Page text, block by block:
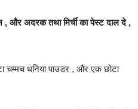
और अदरक तथा मिर्ची का पेस्ट दाल दे ,
चम्मच धनिया पाउडर , और एक छोटा